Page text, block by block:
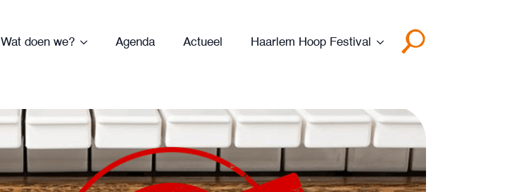
Wat doen we? Agenda Actueel Haarlem Hoop Festival